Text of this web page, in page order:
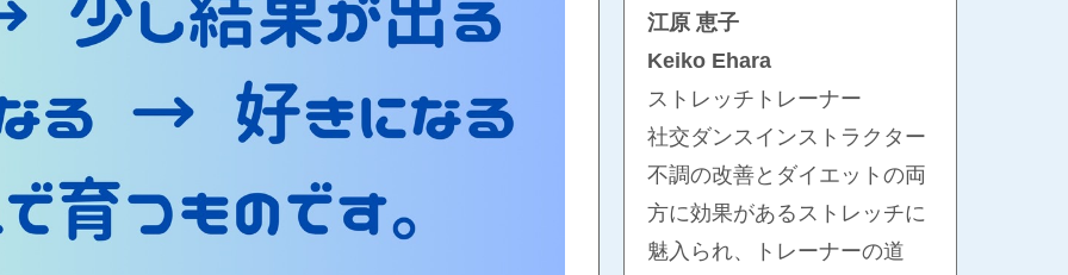
江原 恵子
Keiko Ehara
ストレッチトレーナー
社交ダンスインストラクター
不調の改善とダイエットの両
方に効果があるストレッチに
魅入られ、トレーナーの道